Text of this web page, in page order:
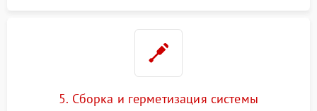
5. Сборка и герметизация системы